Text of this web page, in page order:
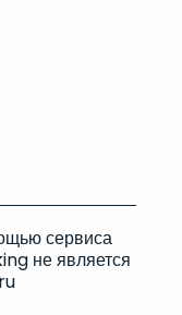
сервиса
не является